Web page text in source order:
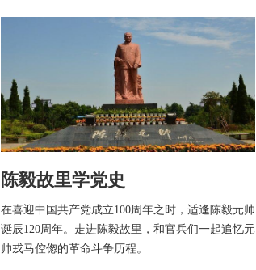
陈毅故里学党史
在喜迎中国共产党成立100周年之时，适逢陈毅元帅
诞辰120周年。走进陈毅故里，和官兵们一起追忆元
帅戎马倥偬的革命斗争历程。